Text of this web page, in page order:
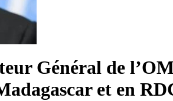
Général de
et en